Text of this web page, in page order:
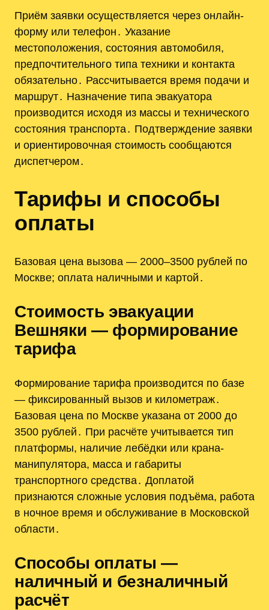
Приём заявки осуществляется через онлайн-
форму или телефон․ Указание
местоположения, состояния автомобиля,
предпочтительного типа техники и контакта
обязательно․ Рассчитывается время подачи и
маршрут․ Назначение типа эвакуатора
производится исходя из массы и технического
состояния транспорта․ Подтверждение заявки
и ориентировочная стоимость сообщаются
диспетчером․
Тарифы и способы
оплаты
Базовая цена вызова — 2000–3500 рублей по
Москве; оплата наличными и картой․
Стоимость эвакуации
Вешняки — формирование
тарифа
Формирование тарифа производится по базе
— фиксированный вызов и километраж․
Базовая цена по Москве указана от 2000 до
3500 рублей․ При расчёте учитывается тип
платформы, наличие лебёдки или крана-
манипулятора, масса и габариты
транспортного средства․ Доплатой
признаются сложные условия подъёма, работа
в ночное время и обслуживание в Московской
области․
Способы оплаты —
наличный и безналичный
расчёт